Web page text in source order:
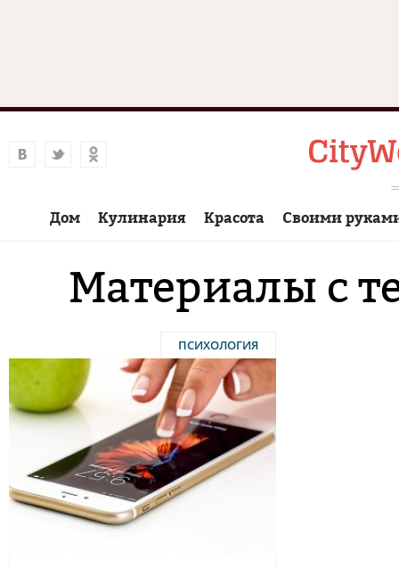
Дом Кулинария Красота Своими
Материалы с
ПСИХОЛОГИЯ